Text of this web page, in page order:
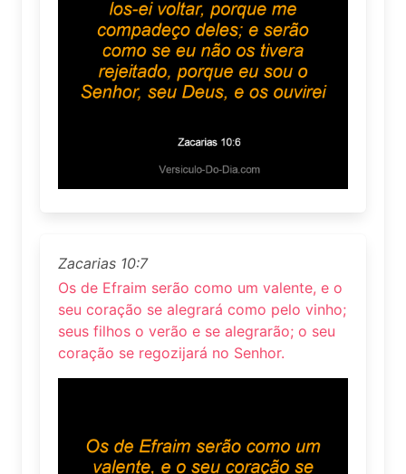
Zacarias 10:7
Os de Efraim serão como um valente, e o
seu coração se alegrará como pelo vinho;
seus filhos o verão e se alegrarão; o seu
coração se regozijará no Senhor.